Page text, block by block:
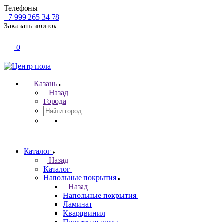
Телефоны
+7 999 265 34 78
Заказать звонок
0
Казань
Назад
Города
Каталог
Назад
Каталог
Напольные покрытия
Назад
Напольные покрытия
Ламинат
Кварцвинил